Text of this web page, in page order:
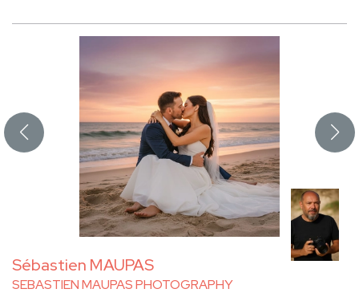
Sébastien MAUPAS
SEBASTIEN MAUPAS PHOTOGRAPHY